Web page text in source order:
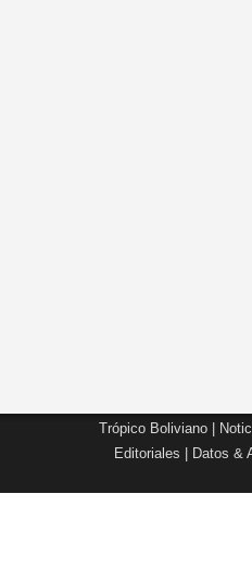
Trópico Boliviano
Editoriales
Datos &